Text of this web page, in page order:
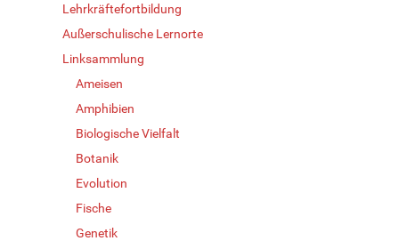
Lehrkräftefortbildung
Außerschulische Lernorte
Linksammlung
Ameisen
Amphibien
Biologische Vielfalt
Botanik
Evolution
Fische
Genetik